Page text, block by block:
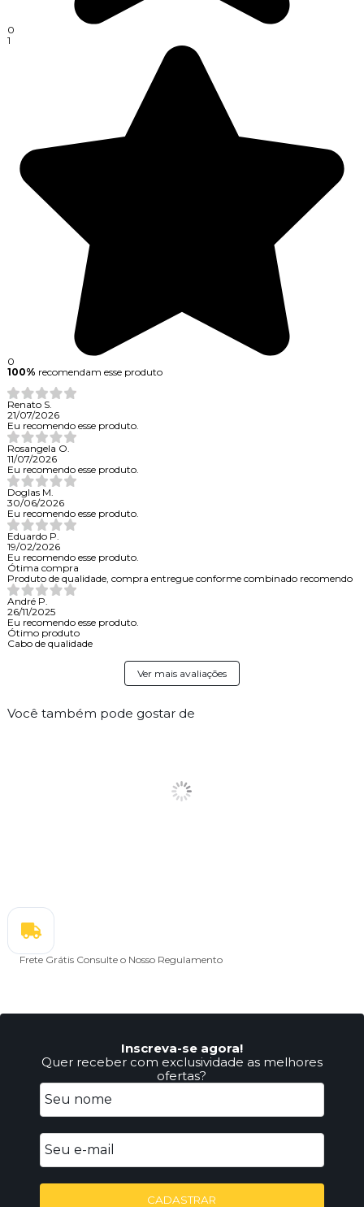
0
1
0
100% recomendam esse produto
Renato S.
21/07/2026
Eu recomendo esse produto.
Rosangela O.
11/07/2026
Eu recomendo esse produto.
Doglas M.
30/06/2026
Eu recomendo esse produto.
Eduardo P.
19/02/2026
Eu recomendo esse produto.
Ótima compra
Produto de qualidade, compra entregue conforme combinado recomendo
André P.
26/11/2025
Eu recomendo esse produto.
Ótimo produto
Cabo de qualidade
Ver mais avaliações
Você também pode gostar de
Frete Grátis Consulte o Nosso Regulamento
Inscreva-se agora!
Quer receber com exclusividade as melhores
ofertas?
CADASTRAR